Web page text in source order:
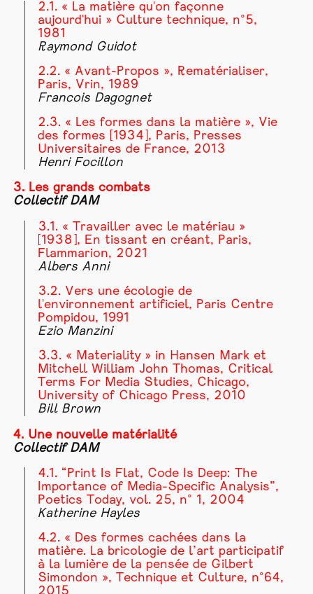
2.1. « La matière qu'on façonne
aujourd'hui » Culture technique, n°5,
1981
Raymond Guidot
2.2. « Avant-Propos », Rematérialiser,
Paris, Vrin, 1989
Francois Dagognet
2.3. « Les formes dans la matière », Vie
des formes [1934], Paris, Presses
Universitaires de France, 2013
Henri Focillon
3. Les grands combats
Collectif DAM
3.1. « Travailler avec le matériau »
[1938], En tissant en créant, Paris,
Flammarion, 2021
Albers Anni
3.2. Vers une écologie de
l'environnement artificiel, Paris Centre
Pompidou, 1991
Ezio Manzini
3.3. « Materiality » in Hansen Mark et
Mitchell William John Thomas, Critical
Terms For Media Studies, Chicago,
University of Chicago Press, 2010
Bill Brown
4. Une nouvelle matérialité
Collectif DAM
4.1. “Print Is Flat, Code Is Deep: The
Importance of Media-Specific Analysis”,
Poetics Today, vol. 25, n° 1, 2004
Katherine Hayles
4.2. « Des formes cachées dans la
matière. La bricologie de l’art participatif
à la lumière de la pensée de Gilbert
Simondon », Technique et Culture, n°64,